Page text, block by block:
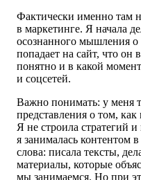
Фактически именно там
в маркетинге. Я начала
осознанного мышления о
попадает на сайт, что он
понятно и в какой
и соцсетей.
Важно понимать: у меня
представления о том, как
Я не строила стратегий
я занималась контентом
слова: писала тексты,
материалы, которые
мы занимаемся. Но при